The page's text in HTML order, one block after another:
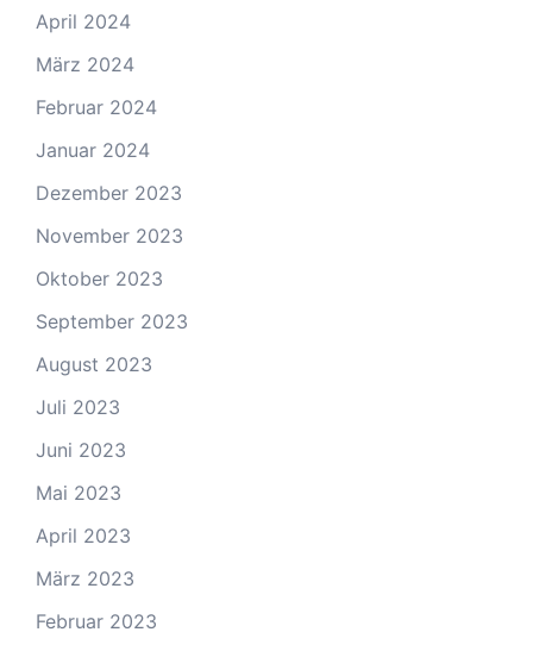
April 2024
März 2024
Februar 2024
Januar 2024
Dezember 2023
November 2023
Oktober 2023
September 2023
August 2023
Juli 2023
Juni 2023
Mai 2023
April 2023
März 2023
Februar 2023